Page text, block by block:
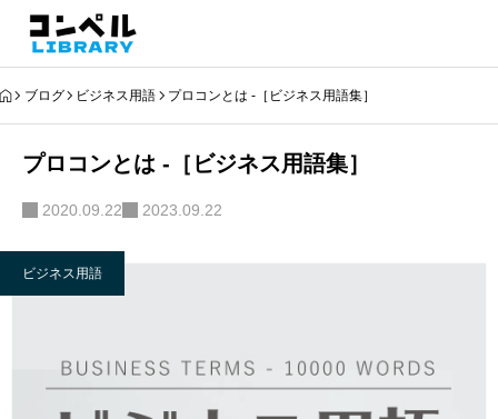
ブログ ビジネス用語 プロコンとは -［ビジネス用語集］
プロコンとは -［ビジネス用語集］
2020.09.22 2023.09.22
ビジネス用語